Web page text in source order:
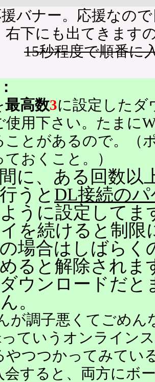
バナー。応援なの
右下にも出てきます
15秒程度で順番に
最高数3に設定したダ
使用下さい。たまに
ことがあるので。（
おくこと。）
に、ある回数以
うと DL接続の
うに設定してま
を続けると制限
場合はしばらく
ると解除されま
ウンロードだと
。
が調子悪くてごめん
っていうオンライン
やつつかってみてい
会すると、両方にボ